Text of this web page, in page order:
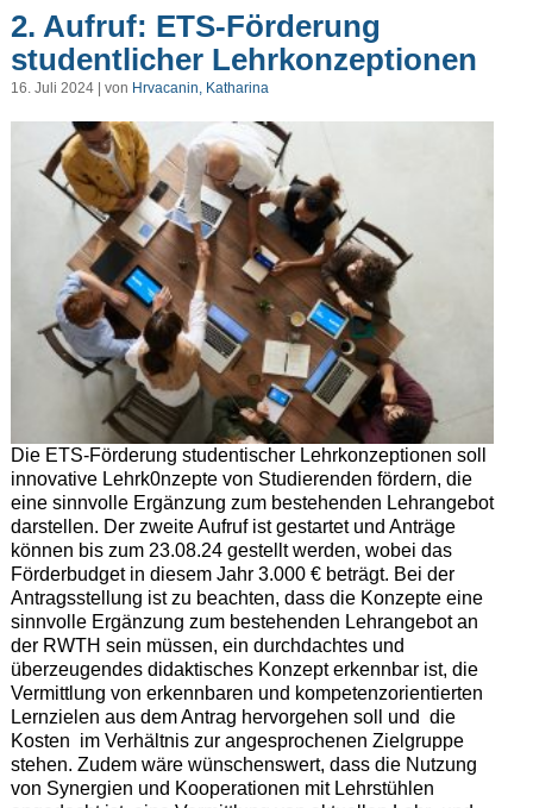
2. Aufruf: ETS-Förderung
studentlicher Lehrkonzeptionen
16. Juli 2024 | von Hrvacanin, Katharina
Die ETS-Förderung studentischer Lehrkonzeptionen soll
innovative Lehrk0nzepte von Studierenden fördern, die
eine sinnvolle Ergänzung zum bestehenden Lehrangebot
darstellen. Der zweite Aufruf ist gestartet und Anträge
können bis zum 23.08.24 gestellt werden, wobei das
Förderbudget in diesem Jahr 3.000 € beträgt. Bei der
Antragsstellung ist zu beachten, dass die Konzepte eine
sinnvolle Ergänzung zum bestehenden Lehrangebot an
der RWTH sein müssen, ein durchdachtes und
überzeugendes didaktisches Konzept erkennbar ist, die
Vermittlung von erkennbaren und kompetenzorientierten
Lernzielen aus dem Antrag hervorgehen soll und die
Kosten im Verhältnis zur angesprochenen Zielgruppe
stehen. Zudem wäre wünschenswert, dass die Nutzung
von Synergien und Kooperationen mit Lehrstühlen